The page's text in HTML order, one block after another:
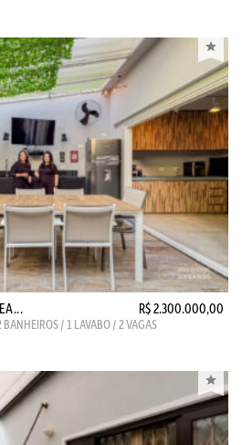
R$ 2.300.000,00
/ 1 LAVABO / 2 VAGAS